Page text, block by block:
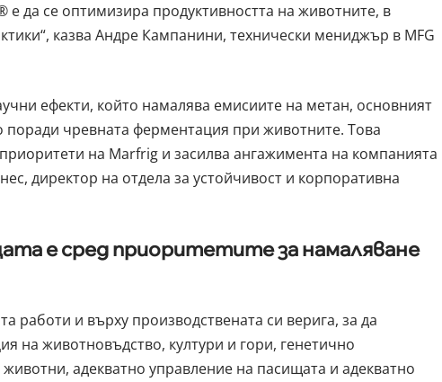
е да се оптимизира продуктивността на животните, в
казва Андре Кампанини, технически мениджър в MFG
ефекти, който намалява емисиите на метан, основният
поради чревната ферментация при животните. Това
на Marfrig и засилва ангажимента на компанията
директор на отдела за устойчивост и корпоративна
е сред приоритетите за намаляване
работи и върху производствената си верига, за да
на животновъдство, култури и гори, генетично
адекватно управление на пасищата и адекватно